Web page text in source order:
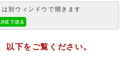
別ウィンドウで開きます
以下をご覧ください。